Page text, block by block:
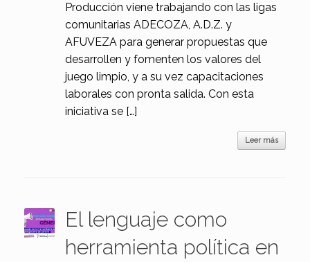
Producción viene trabajando con las ligas
comunitarias ADECOZA, A.D.Z. y
AFUVEZA para generar propuestas que
desarrollen y fomenten los valores del
juego limpio, y a su vez capacitaciones
laborales con pronta salida. Con esta
iniciativa se […]
Leer más
El lenguaje como
herramienta política en